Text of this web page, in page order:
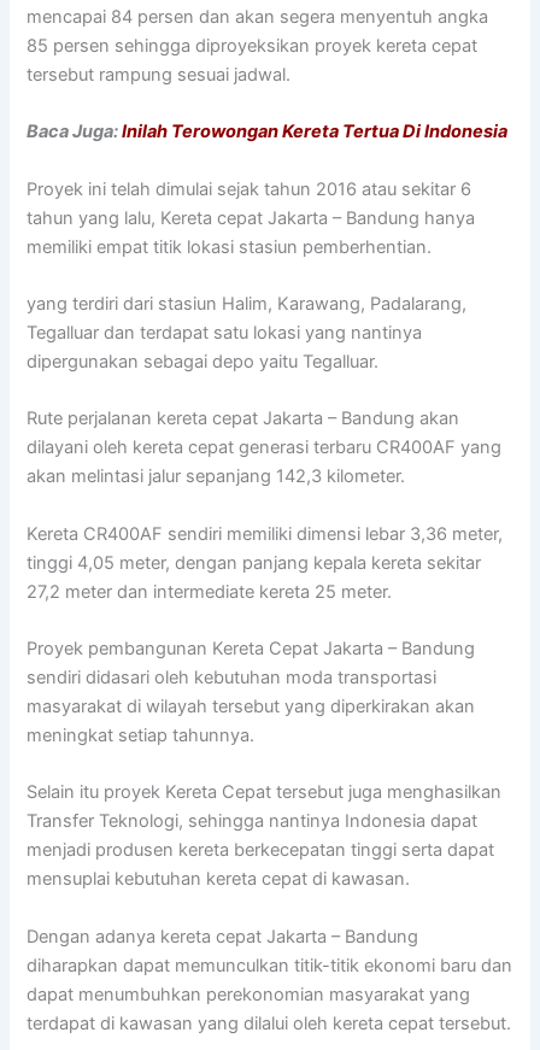
mencapai 84 persen dan akan segera menyentuh angka
85 persen sehingga diproyeksikan proyek kereta cepat
tersebut rampung sesuai jadwal.
Baca Juga:Inilah Terowongan Kereta Tertua Di Indonesia
Proyek ini telah dimulai sejak tahun 2016 atau sekitar 6
tahun yang lalu, Kereta cepat Jakarta – Bandung hanya
memiliki empat titik lokasi stasiun pemberhentian.
yang terdiri dari stasiun Halim, Karawang, Padalarang,
Tegalluar dan terdapat satu lokasi yang nantinya
dipergunakan sebagai depo yaitu Tegalluar.
Rute perjalanan kereta cepat Jakarta – Bandung akan
dilayani oleh kereta cepat generasi terbaru CR400AF yang
akan melintasi jalur sepanjang 142,3 kilometer.
Kereta CR400AF sendiri memiliki dimensi lebar 3,36 meter,
tinggi 4,05 meter, dengan panjang kepala kereta sekitar
27,2 meter dan intermediate kereta 25 meter.
Proyek pembangunan Kereta Cepat Jakarta – Bandung
sendiri didasari oleh kebutuhan moda transportasi
masyarakat di wilayah tersebut yang diperkirakan akan
meningkat setiap tahunnya.
Selain itu proyek Kereta Cepat tersebut juga menghasilkan
Transfer Teknologi, sehingga nantinya Indonesia dapat
menjadi produsen kereta berkecepatan tinggi serta dapat
mensuplai kebutuhan kereta cepat di kawasan.
Dengan adanya kereta cepat Jakarta – Bandung
diharapkan dapat memunculkan titik-titik ekonomi baru dan
dapat menumbuhkan perekonomian masyarakat yang
terdapat di kawasan yang dilalui oleh kereta cepat tersebut.